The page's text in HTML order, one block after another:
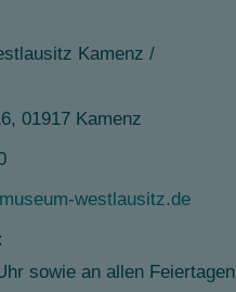
Kamenz /
01917 Kamenz
westlausitz.de
sowie an allen Feiertagen